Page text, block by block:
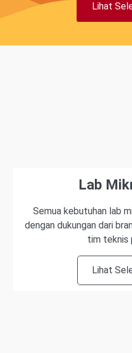
Lihat
Lab
Semua kebutuhan lab
dengan dukungan dari
tim teknis
Lihat